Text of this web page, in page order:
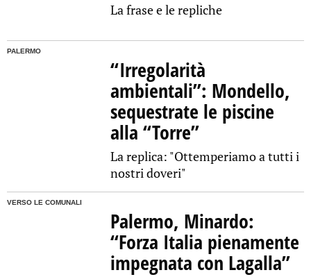
La frase e le repliche
PALERMO
“Irregolarità
ambientali”: Mondello,
sequestrate le piscine
alla “Torre”
La replica: "Ottemperiamo a tutti i
nostri doveri"
VERSO LE COMUNALI
Palermo, Minardo:
“Forza Italia pienamente
impegnata con Lagalla”